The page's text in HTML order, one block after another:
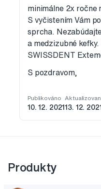
minimálne 2x ročne
S vyčistením Vám
sprcha.
a medzizubné
SWISSDENT
S pozdravom,
Publikováno
10. 12. 202113. 12. 2021
Produkty